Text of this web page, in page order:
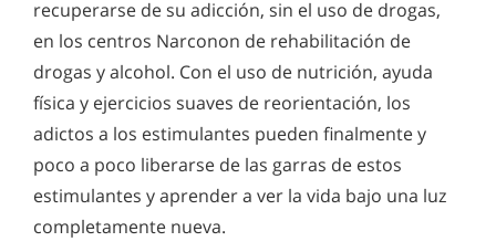
recuperarse de su adicción, sin el uso de drogas,
en los centros Narconon de rehabilitación de
drogas y alcohol. Con el uso de nutrición, ayuda
física y ejercicios suaves de reorientación, los
adictos a los estimulantes pueden finalmente y
poco a poco liberarse de las garras de estos
estimulantes y aprender a ver la vida bajo una luz
completamente nueva.